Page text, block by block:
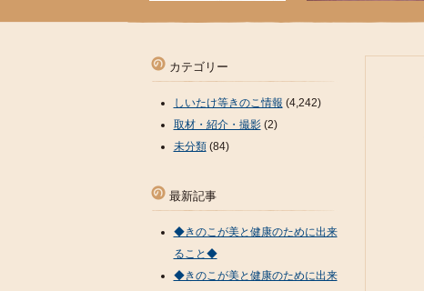
カテゴリー
しいたけ等きのこ情報 (4,242)
取材・紹介・撮影(2)
未分類(84)
最新記事
◆きのこが美と健康のために出来
ること◆
◆きのこが美と健康のために出来